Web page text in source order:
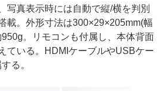
真表示時には自動で縦/横を判別
載。外形寸法は300×29×205mm(幅
。リモコンも付属し、本体背面
ている。HDMIケーブルやUSBケー
る。